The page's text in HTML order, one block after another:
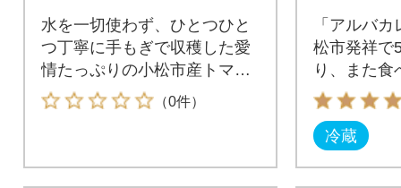
水を一切使わず、ひとつひと
つ丁寧に手もぎで収穫した愛
情たっぷりの小松市産トマト
の水分を100%使用しました。
（0件）
「アルバ
松市発祥で
り、また食
として長年
す。
冷蔵